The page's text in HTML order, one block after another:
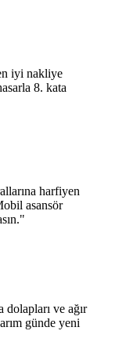
iyi nakliye
8. kata
harfiyen
asansör
"
dolapları ve ağır
günde yeni